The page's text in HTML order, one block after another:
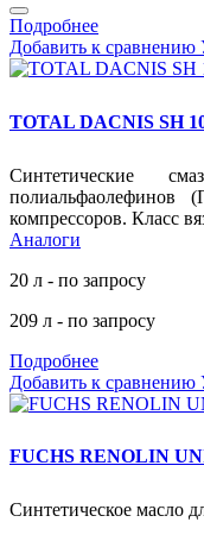
Подробнее
Добавить к сравнению
TOTAL DACNIS SH
Синтетические
компрессоров. Класс
Аналоги
20 л - по запросу
209 л - по запросу
Подробнее
Добавить к сравнению
FUCHS RENOLIN
Cинтетическое масло